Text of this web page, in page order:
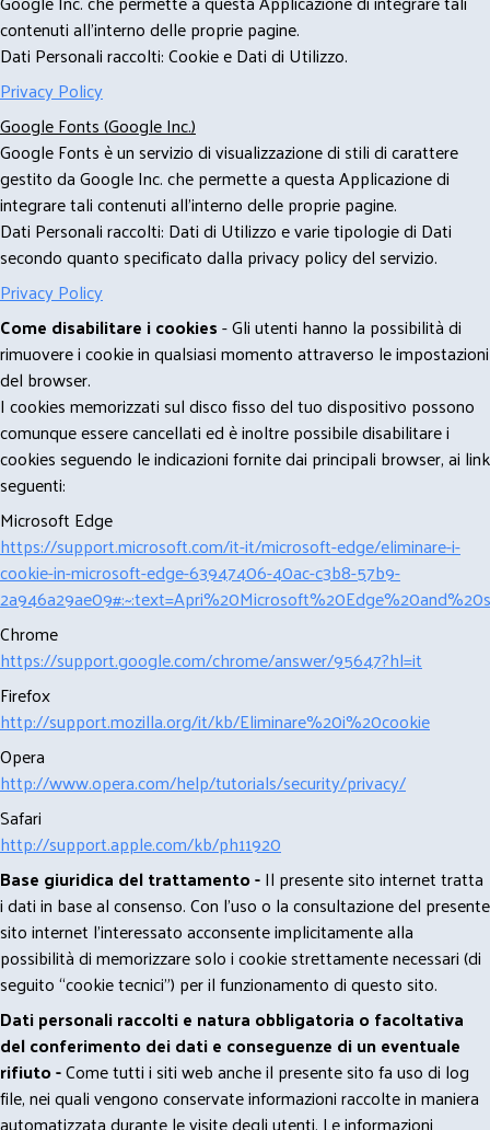
contenuti all'interno delle proprie pagine.
Dati Personali raccolti: Cookie e Dati di Utilizzo.
Privacy Policy
Google Fonts (Google Inc.)
Google Fonts è un servizio di visualizzazione di stili di carattere
gestito da Google Inc. che permette a questa Applicazione di
integrare tali contenuti all'interno delle proprie pagine.
Dati Personali raccolti: Dati di Utilizzo e varie tipologie di Dati
secondo quanto specificato dalla privacy policy del servizio.
Privacy Policy
Come disabilitare i cookies- Gli utenti hanno la possibilità di
rimuovere i cookie in qualsiasi momento attraverso le impostazioni
del browser.
I cookies memorizzati sul disco fisso del tuo dispositivo possono
comunque essere cancellati ed è inoltre possibile disabilitare i
cookies seguendo le indicazioni fornite dai principali browser, ai link
seguenti:
Microsoft Edge
https://support.microsoft.com/it-it/microsoft-edge/eliminare-i-
cookie-in-microsoft-edge-63947406-40ac-c3b8-57b9-
Chrome
https://support.google.com/chrome/answer/95647?hl=it
Firefox
http://support.mozilla.org/it/kb/Eliminare%20i%20cookie
Opera
http://www.opera.com/help/tutorials/security/privacy/
Safari
http://support.apple.com/kb/ph11920
Base giuridica del trattamento -Il presente sito internet tratta
i dati in base al consenso. Con l'uso o la consultazione del presente
sito internet l’interessato acconsente implicitamente alla
possibilità di memorizzare solo i cookie strettamente necessari (di
seguito “cookie tecnici”) per il funzionamento di questo sito.
Dati personali raccolti e natura obbligatoria o facoltativa
del conferimento dei dati e conseguenze di un eventuale
rifiuto -Come tutti i siti web anche il presente sito fa uso di log
file, nei quali vengono conservate informazioni raccolte in maniera